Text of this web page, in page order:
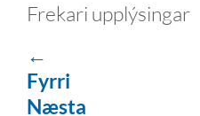
Frekari upplýsingar
←
Fyrri
Næsta